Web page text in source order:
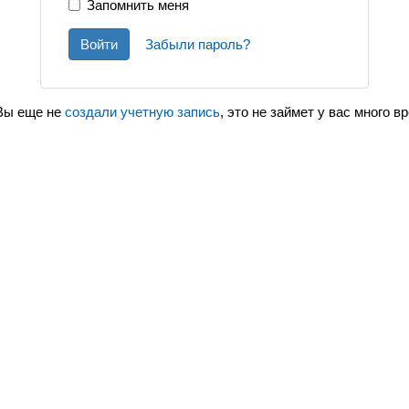
Запомнить меня
Войти Забыли пароль?
еще не создали учетную запись, это не займет у вас много